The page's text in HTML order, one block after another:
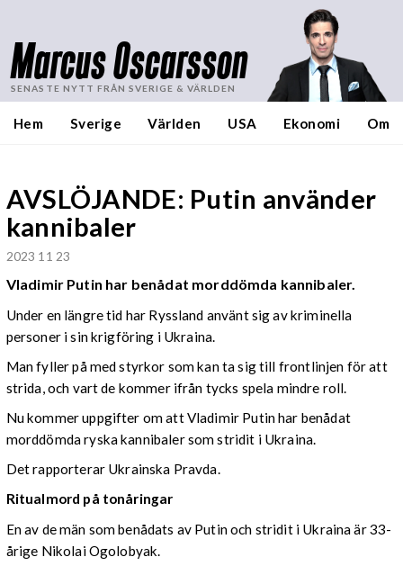
Marcus Oscarsson
SENASTE NYTT FRÅN SVERIGE & VÄRLDEN
Hem Sverige Världen USA Ekonomi Om
AVSLÖJANDE: Putin använder
kannibaler
2023 11 23
Vladimir Putin har benådat morddömda kannibaler.
Under en längre tid har Ryssland använt sig av kriminella
personer i sin krigföring i Ukraina.
Man fyller på med styrkor som kan ta sig till frontlinjen för att
strida, och vart de kommer ifrån tycks spela mindre roll.
Nu kommer uppgifter om att Vladimir Putin har benådat
morddömda ryska kannibaler som stridit i Ukraina.
Det rapporterar Ukrainska Pravda.
Ritualmord på tonåringar
En av de män som benådats av Putin och stridit i Ukraina är 33-
årige Nikolai Ogolobyak.